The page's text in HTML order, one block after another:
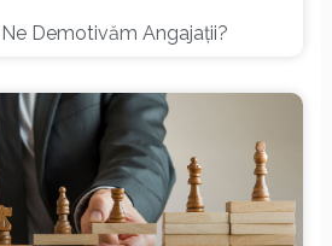
Demotivăm Angajații?